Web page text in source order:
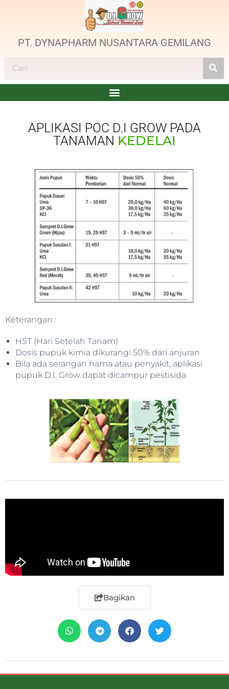
PT. DYNAPHARM NUSANTARA GEMILANG
APLIKASI POC D.I GROW PADA
TANAMAN KEDELAI
Keterangan :
HST (Hari Setelah Tanam)
Dosis pupuk kimia dikurangi 50% dari anjuran
Bila ada serangan hama atau penyakit, aplikasi
pupuk D.I. Grow dapat dicampur pestisida
Bagikan